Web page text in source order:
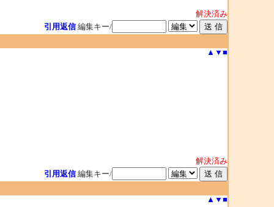
解決済み
引用返信 編集キー/
▲ ▼ ■
解決済み
引用返信 編集キー/
▲ ▼ ■